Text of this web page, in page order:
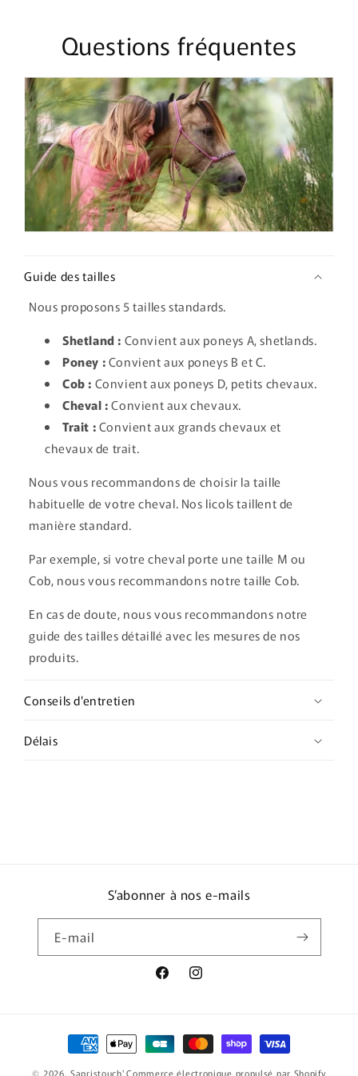
Questions fréquentes
Guide des tailles
Nous proposons 5 tailles standards.
Shetland : Convient aux poneys A, shetlands.
Poney :Convient aux poneys B et C.
Cob : Convient aux poneys D, petits chevaux.
Cheval :Convient aux chevaux.
Trait :Convient aux grands chevaux et
chevaux de trait.
Nous vous recommandons de choisir la taille
habituelle de votre cheval. Nos licols taillent de
manière standard.
Par exemple, si votre cheval porte une taille M ou
Cob, nous vous recommandons notre taille Cob.
En cas de doute, nous vous recommandons notre
guide des tailles détaillé avec les mesures de nos
produits.
Conseils d'entretien
Délais
S’abonner à nos e-mails
E-mail
FacebookInstagram
Moyens
de
© 2026,Sapristouch'Commerce électronique propulsé par Shopify